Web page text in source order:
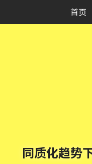
首页
同质化趋势